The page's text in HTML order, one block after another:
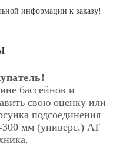
информации к заказу!
бассейнов и
свою оценку или
подсоединения
мм (универс.) АТ